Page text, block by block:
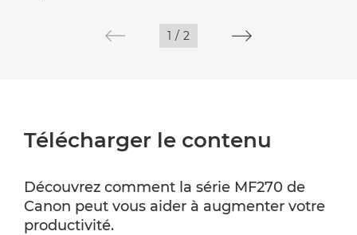
1 / 2
Télécharger le contenu
Découvrez comment la série MF270 de
Canon peut vous aider à augmenter votre
productivité.